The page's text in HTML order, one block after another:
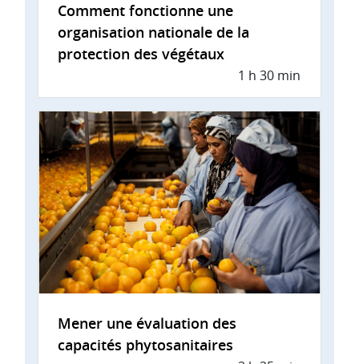
Comment fonctionne une
organisation nationale de la
protection des végétaux
1 h 30 min
Mener une évaluation des
capacités phytosanitaires